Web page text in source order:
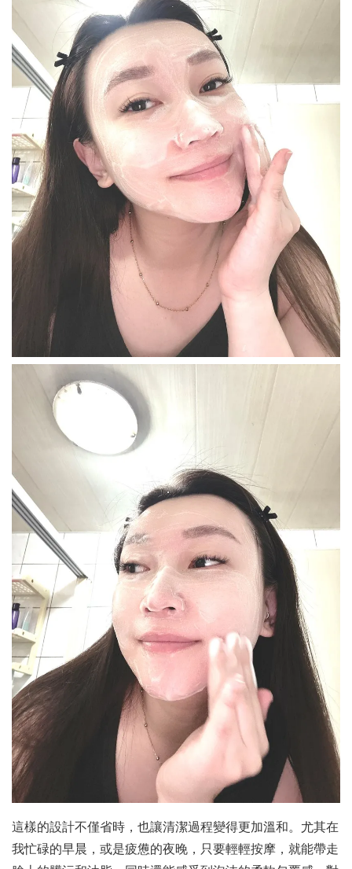
這樣的設計不僅省時，也讓清潔過程變得更加溫和。尤其在
我忙碌的早晨，或是疲憊的夜晚，只要輕輕按摩，就能帶走